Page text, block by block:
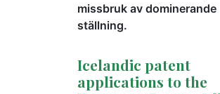
missbruk av dominerande
ställning.
Icelandic patent
applications to the